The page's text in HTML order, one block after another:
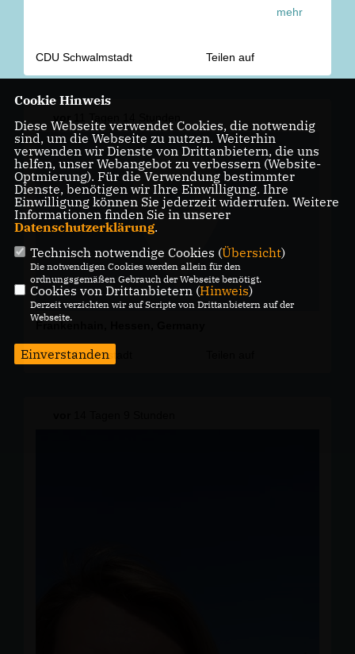
mehr
CDU Schwalmstadt Teilen auf
CDU Schwalmstadt
Cookie Hinweis
Diese Webseite verwendet Cookies, die notwendig
sind, um die Webseite zu nutzen. Weiterhin
verwenden wir Dienste von Drittanbietern, die uns
helfen, unser Webangebot zu verbessern (Website-
Optmierung). Für die Verwendung bestimmter
Dienste, benötigen wir Ihre Einwilligung. Ihre
Einwilligung können Sie jederzeit widerrufen. Weitere
Informationen finden Sie in unserer
Datenschutzerklärung.
Technisch notwendige Cookies (Übersicht)
Die notwendigen Cookies werden allein für den
ordnungsgemäßen Gebrauch der Webseite benötigt.
Cookies von Drittanbietern (Hinweis)
Derzeit verzichten wir auf Scripte von Drittanbietern auf der
Webseite.
Einverstanden